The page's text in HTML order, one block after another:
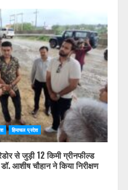
हिमाचल प्रदेश
से जुड़ी 12 किमी ग्रीनफील्ड
आशीष चौहान ने किया निरीक्षण